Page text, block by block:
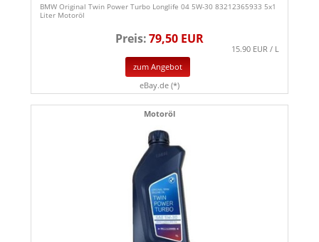
BMW Original Twin Power Turbo Longlife 04 5W-30 83212365933 5x1
Liter Motoröl
Preis:79,50 EUR
15.90 EUR / L
zum Angebot
eBay.de (*)
Motoröl